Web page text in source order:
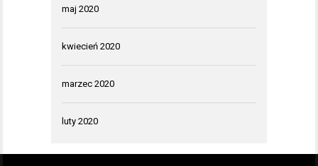
maj 2020
kwiecień 2020
marzec 2020
luty 2020